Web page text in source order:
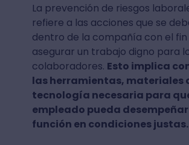
La prevención de riesgos
refiere a las acciones que se
dentro de la compañía con el fin
asegurar un trabajo digno para
colaboradores. Esto implica
las herramientas, materiales
tecnología necesaria para
empleado pueda desempeñar
función en condiciones justas.